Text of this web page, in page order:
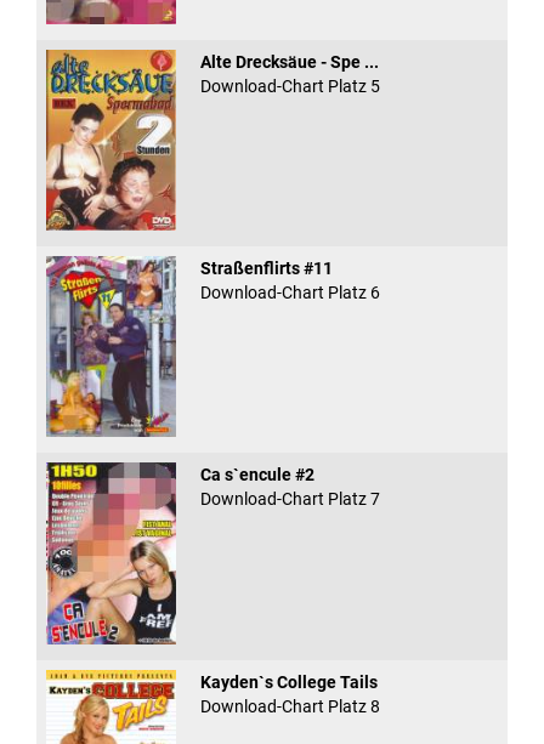
Alte Drecksäue - Spe ...
Download-Chart Platz 5
Straßenflirts #11
Download-Chart Platz 6
Ca s`encule #2
Download-Chart Platz 7
Kayden`s College Tails
Download-Chart Platz 8